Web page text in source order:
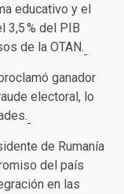
educativo y el
3,5 % del PIB
de la OTAN.
ganador
electoral, lo
de Rumanía
del país
en las